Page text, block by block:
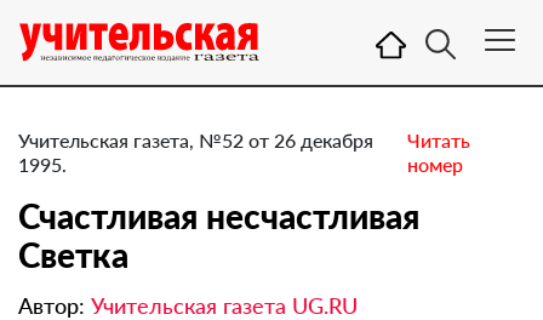
Учительская газета, №52 от 26 декабря
1995.
Читать
номер
Счастливая несчастливая
Светка
Автор: Учительская газета UG.RU